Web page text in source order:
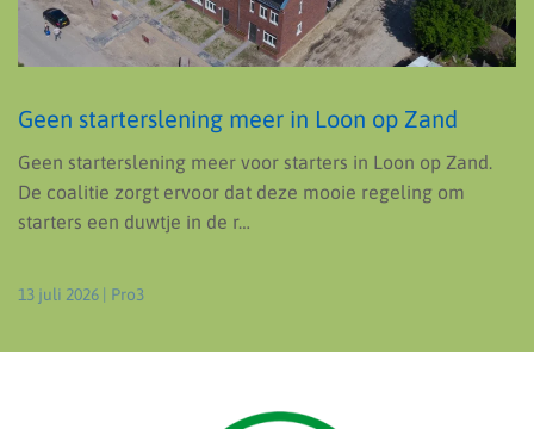
Geen starterslening meer in Loon op Zand
Geen starterslening meer voor starters in Loon op Zand.
De coalitie zorgt ervoor dat deze mooie regeling om
starters een duwtje in de r…
13 juli 2026 | Pro3